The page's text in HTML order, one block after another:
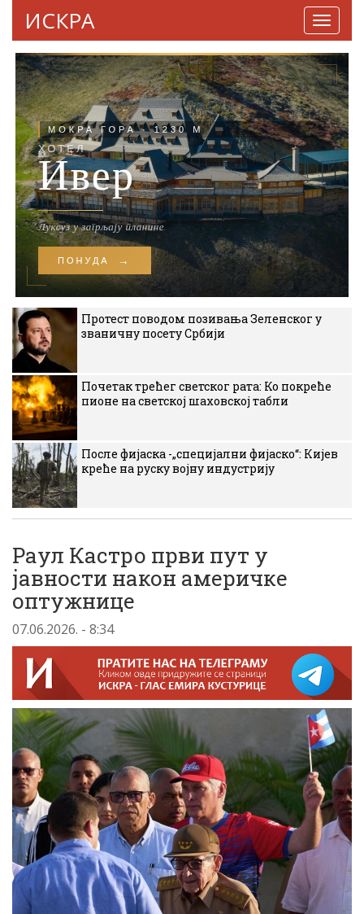
ИСКРА
Протест поводом позивања Зеленског у
званичну посету Србији
Почетак трећег светског рата: Ко покреће
пионе на светској шаховској табли
После фијаска -„специјални фијаско“: Кијев
креће на руску војну индустрију
Раул Кастро први пут у
јавности након америчке
оптужнице
07.06.2026. - 8:34